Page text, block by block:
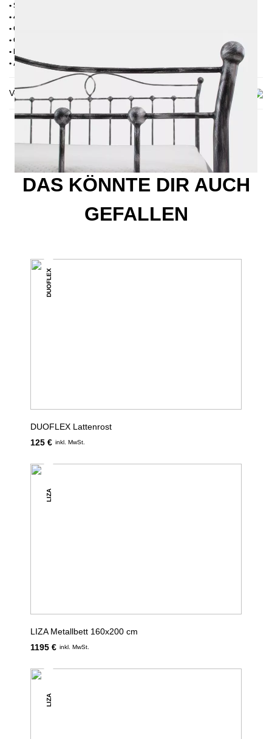
• Seitenablagen für Lattenrost 2,8 cm
• 4 cm breite Mitteltraverse
• Ohne Lattenrost
• Ohne Matratze
• Lieferzustand: Zerlegt (in 2 Kartons)
• Andere RAL-Farben auf Anfrage möglich
Versand & Lieferung
DAS KÖNNTE DIR AUCH
GEFALLEN
DUOFLEX
DUOFLEX Lattenrost
125 € inkl. MwSt.
LIZA
LIZA Metallbett 160x200 cm
1195 € inkl. MwSt.
LIZA